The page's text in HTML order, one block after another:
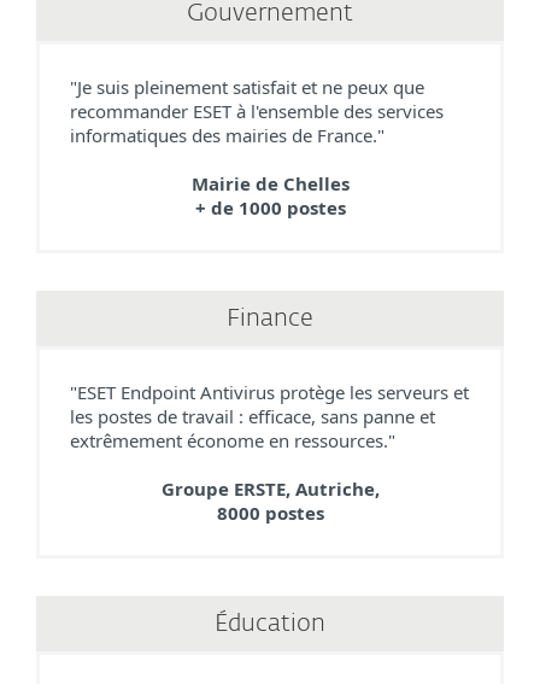
Gouvernement
"Je suis pleinement satisfait et ne peux que
recommander ESET à l'ensemble des services
informatiques des mairies de France."
Mairie de Chelles
+ de 1000 postes
Finance
"ESET Endpoint Antivirus protège les serveurs et
les postes de travail : efficace, sans panne et
extrêmement économe en ressources."
Groupe ERSTE, Autriche,
8000 postes
Éducation